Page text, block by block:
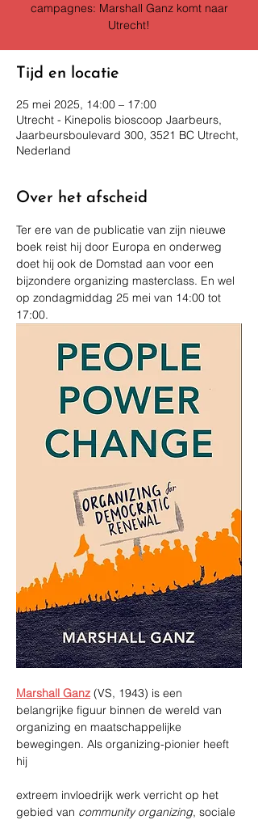
campagnes: Marshall Ganz komt naar
Utrecht!
Tijd en locatie
25 mei 2025, 14:00 – 17:00
Utrecht - Kinepolis bioscoop Jaarbeurs,
Jaarbeursboulevard 300, 3521 BC Utrecht,
Nederland
Over het afscheid
Ter ere van de publicatie van zijn nieuwe
boek reist hij door Europa en onderweg
doet hij ook de Domstad aan voor een
bijzondere organizing masterclass. En wel
op zondagmiddag 25 mei van 14:00 tot
17:00.
Marshall Ganz (VS, 1943) is een
belangrijke figuur binnen de wereld van
organizing en maatschappelijke
bewegingen. Als organizing-pionier heeft
hij
extreem invloedrijk werk verricht op het
gebied van community organizing, sociale